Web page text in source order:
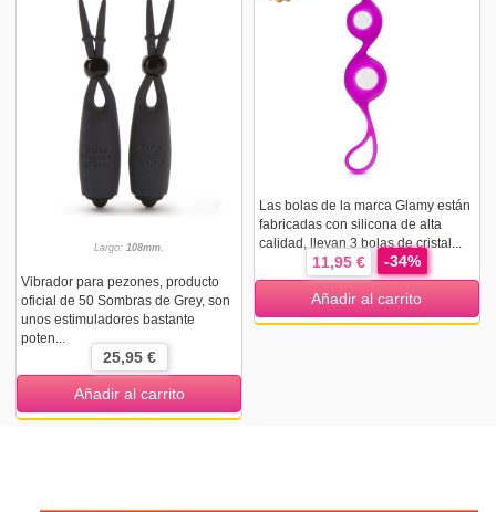
Largo:108mm.
Vibrador para pezones, producto
oficial de 50 Sombras de Grey, son
unos estimuladores bastante
poten...
25,95 €
Añadir al carrito
Las bolas de la marca Glamy están
fabricadas con silicona de alta
calidad, llevan 3 bolas de cristal...
11,95 € -34%
Añadir al carrito